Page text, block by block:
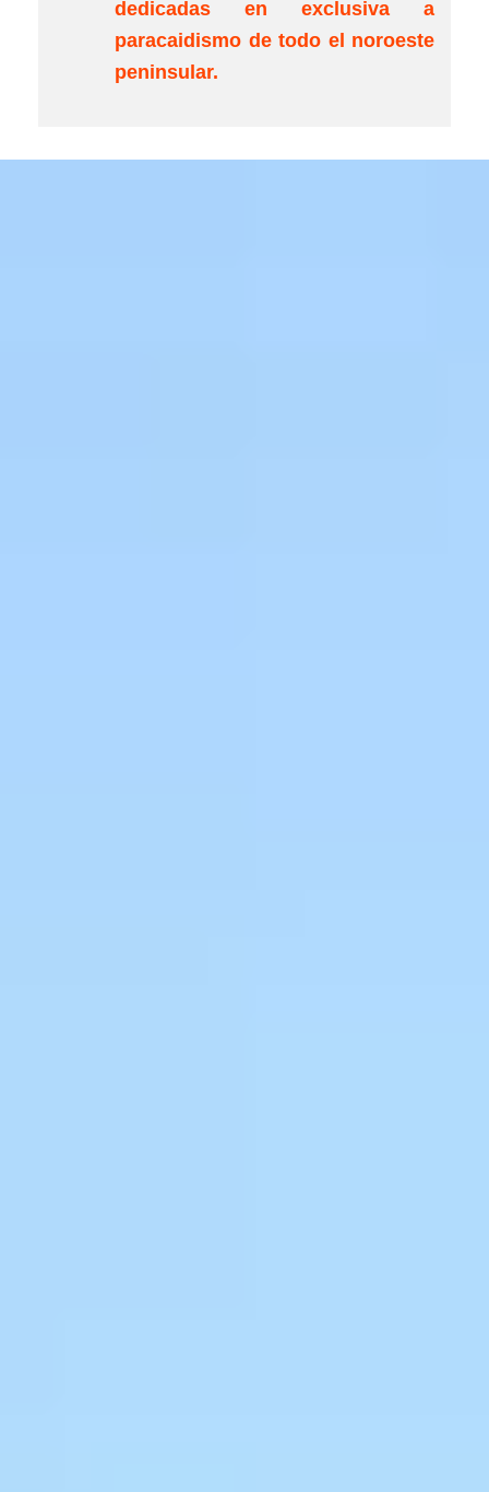
dedicadas en exclusiva a
paracaidismo de todo el noroeste
peninsular.